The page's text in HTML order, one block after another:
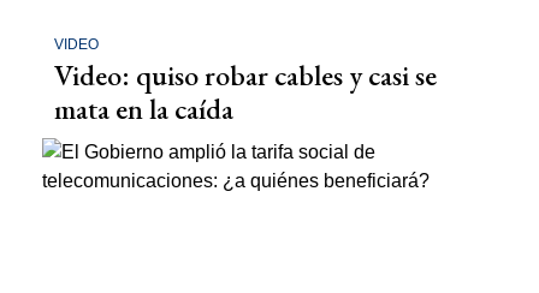
VIDEO
Video: quiso robar cables y casi se
mata en la caída